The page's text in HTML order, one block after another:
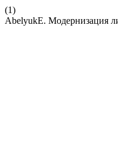
(1)
AbelyukE. Модернизация